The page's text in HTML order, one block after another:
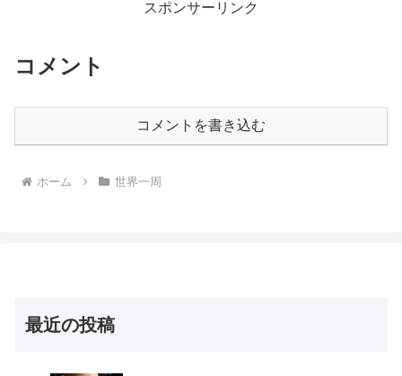
スポンサーリンク
コメント
コメントを書き込む
ホーム 世界一周
最近の投稿